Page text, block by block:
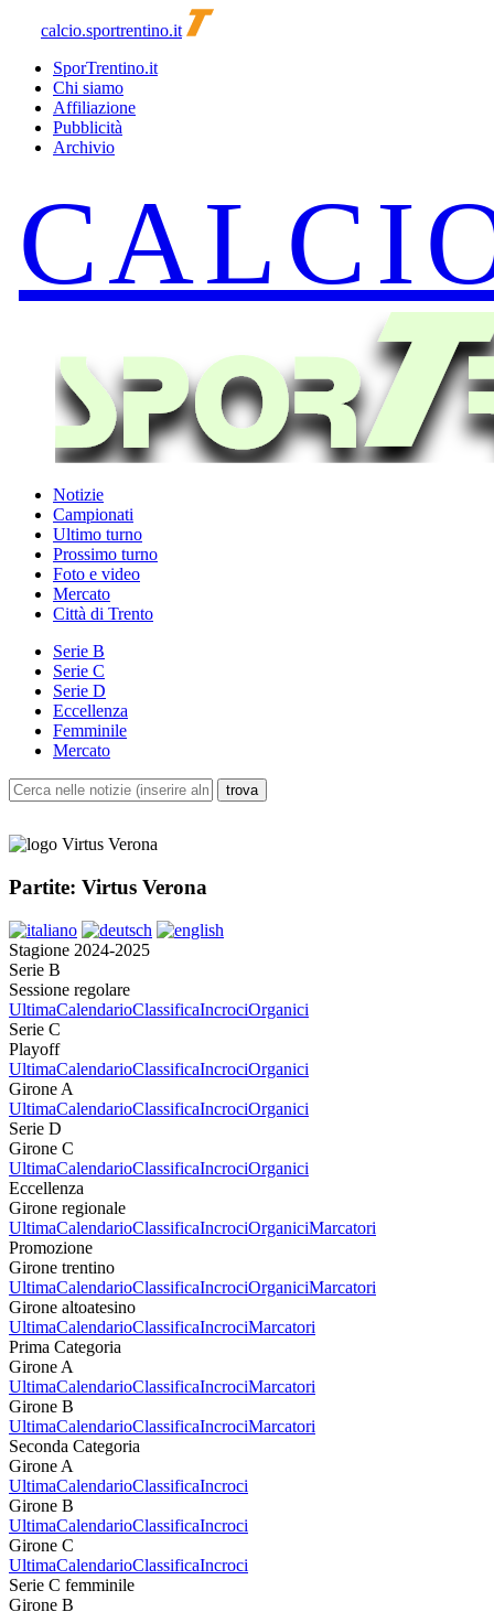
calcio.sportrentino.it
SporTrentino.it
Chi siamo
Affiliazione
Pubblicità
Archivio
Notizie
Campionati
Ultimo turno
Prossimo turno
Foto e video
Mercato
Città di Trento
Serie B
Serie C
Serie D
Eccellenza
Femminile
Mercato
Partite: Virtus Verona
Stagione 2024-2025
Serie B
Sessione regolare
UltimaCalendarioClassificaIncrociOrganici
Serie C
Playoff
UltimaCalendarioClassificaIncrociOrganici
Girone A
UltimaCalendarioClassificaIncrociOrganici
Serie D
Girone C
UltimaCalendarioClassificaIncrociOrganici
Eccellenza
Girone regionale
UltimaCalendarioClassificaIncrociOrganiciMarcatori
Promozione
Girone trentino
UltimaCalendarioClassificaIncrociOrganiciMarcatori
Girone altoatesino
UltimaCalendarioClassificaIncrociMarcatori
Prima Categoria
Girone A
UltimaCalendarioClassificaIncrociMarcatori
Girone B
UltimaCalendarioClassificaIncrociMarcatori
Seconda Categoria
Girone A
UltimaCalendarioClassificaIncroci
Girone B
UltimaCalendarioClassificaIncroci
Girone C
UltimaCalendarioClassificaIncroci
Serie C femminile
Girone B